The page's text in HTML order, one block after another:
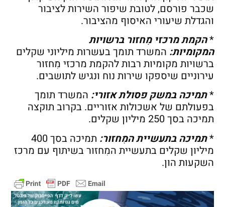
שכבר פורסם, לטובת שיפור השירות לציבור
והגדלת שיעורי האיסוף מהציבור.
*הקמת מרכזי מִחזור ברשויות
המקומיות: המשרד תומך בעשרות מיליוני שקלים
ברשויות מקומיות רבות להקמת מרכזי מִחזור
עירוניים שיספקו שירות נוח ונגיש לתושבים.
*תמיכה במשק פסולת אזורי: המשרד תומך
בפעולתם של אשכולות אזוריים. בקרוב תוקצה
תמיכה בסך 250 מיליון שקלים.
*תמיכה בתעשיית המִחזור:
תמיכה בסך 400
מיליון שקלים בתעשיית המִחזור בשיתוף עם מרכז
השקעות הון.